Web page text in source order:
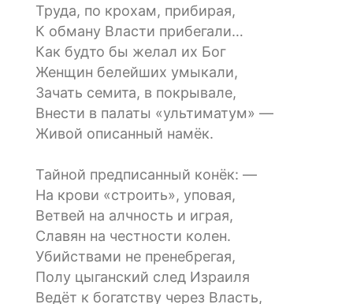
Труда, по крохам, прибирая,
К обману Власти прибегали…
Как будто бы желал их Бог
Женщин белейших умыкали,
Зачать семита, в покрывале,
Внести в палаты «ультиматум» —
Живой описанный намёк.
Тайной предписанный конёк: —
На крови «строить», уповая,
Ветвей на алчность и играя,
Славян на честности колен.
Убийствами не пренебрегая,
Полу цыганский след Израиля
Ведёт к богатству через Власть,